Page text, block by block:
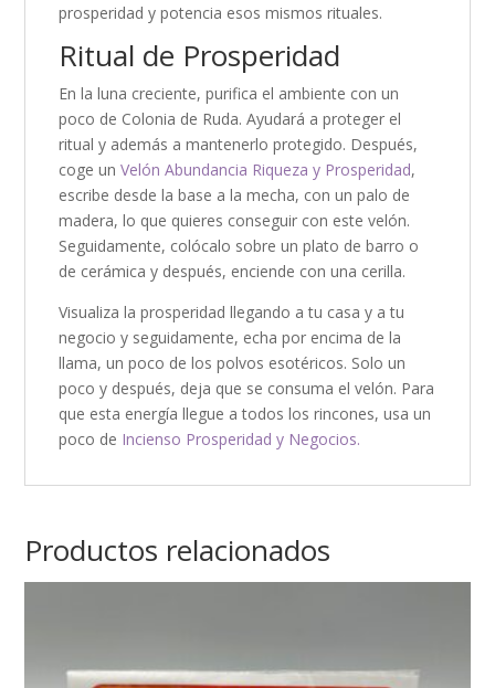
prosperidad y potencia esos mismos rituales.
Ritual de Prosperidad
En la luna creciente, purifica el ambiente con un
poco de Colonia de Ruda. Ayudará a proteger el
ritual y además a mantenerlo protegido. Después,
coge unVelón Abundancia Riqueza y Prosperidad,
escribe desde la base a la mecha, con un palo de
madera, lo que quieres conseguir con este velón.
Seguidamente, colócalo sobre un plato de barro o
de cerámica y después, enciende con una cerilla.
Visualiza la prosperidad llegando a tu casa y a tu
negocio y seguidamente, echa por encima de la
llama, un poco de los polvos esotéricos. Solo un
poco y después, deja que se consuma el velón. Para
que esta energía llegue a todos los rincones, usa un
poco de Incienso Prosperidad y Negocios.
Productos relacionados